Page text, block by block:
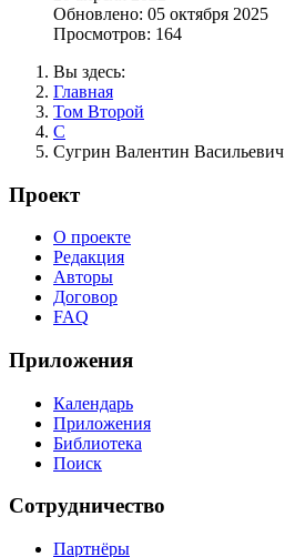
Обновлено: 05 октября 2025
Просмотров: 164
Вы здесь:
Главная
Том Второй
С
Сугрин Валентин Васильевич
Проект
О проекте
Редакция
Авторы
Договор
FAQ
Приложения
Календарь
Приложения
Библиотека
Поиск
Сотрудничество
Партнёры